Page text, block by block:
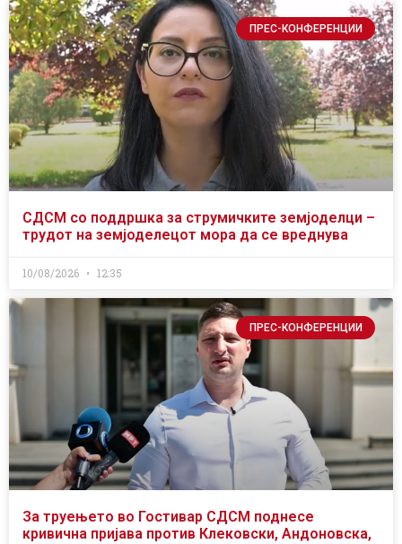
ПРЕС-КОНФЕРЕНЦИИ
СДСМ со поддршка за струмичките земјоделци –
трудот на земјоделецот мора да се вреднува
10/08/2026 12:35
ПРЕС-КОНФЕРЕНЦИИ
За труењето во Гостивар СДСМ поднесе
кривична пријава против Клековски, Андоновска,